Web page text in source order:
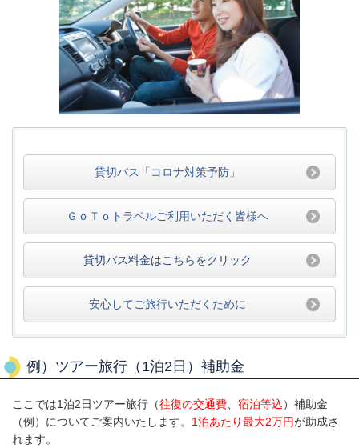
貸切バス「コロナ対策予防」
ＧｏＴｏトラベルご利用いただく皆様へ
貸切バス料金はこちらをクリック
安心してご旅行いただくために
例）ツアー旅行（1泊2日）補助金
ここでは1泊2日ツアー旅行（往復の交通費 宿泊等込）補助金
（例）についてご案内いたします。 1泊あたり最大2万円が助成さ
れます。